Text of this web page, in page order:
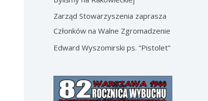
Zarząd Stowarzyszenia zaprasza
Członków na Walne Zgromadzenie
Edward Wyszomirski ps. “Pistolet”